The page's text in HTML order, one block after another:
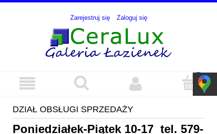
Zarejestruj się Zaloguj się
DZIAŁ OBSŁUGI SPRZEDAŻY
Poniedziałek-Piątek 10-17 tel. 579-